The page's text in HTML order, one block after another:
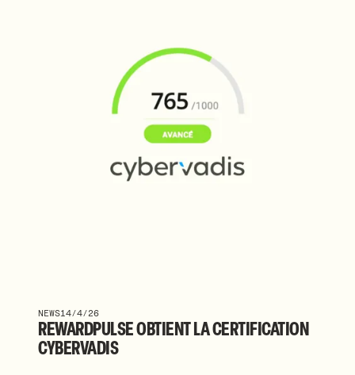
NEWS14/4/26
REWARDPULSE OBTIENT LA CERTIFICATION
CYBERVADIS